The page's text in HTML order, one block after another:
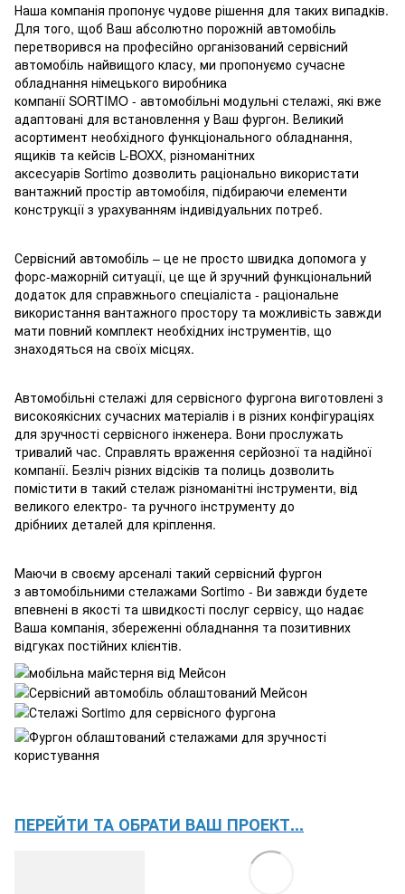
Наша компанія пропонує чудове рішення для таких випадків.
Для того, щоб Ваш абсолютно порожній автомобіль
перетворився на професійно організований сервісний
автомобіль найвищого класу, ми пропонуємо сучасне
обладнання німецького виробника
компанії SORTIMO - автомобільні модульні стелажі, які вже
адаптовані для встановлення у Ваш фургон. Великий
асортимент необхідного функціонального обладнання,
ящиків та кейсів L-BOXX, різноманітних
аксесуарів Sortimo дозволить раціонально використати
вантажний простір автомобіля, підбираючи елементи
конструкції з урахуванням індивідуальних потреб.
Сервісний автомобіль – це не просто швидка допомога у
форс-мажорній ситуації, це ще й зручний функціональний
додаток для справжнього спеціаліста - раціональне
використання вантажного простору та можливість завжди
мати повний комплект необхідних інструментів, що
знаходяться на своїх місцях.
Автомобільні стелажі для сервісного фургона виготовлені з
високоякісних сучасних матеріалів і в різних конфігураціях
для зручності сервісного інженера. Вони прослужать
тривалий час. Справлять враження серйозної та надійної
компанії. Безліч різних відсіків та полиць дозволить
помістити в такий стелаж різноманітні інструменти, від
великого електро- та ручного інструменту до
дрібниих деталей для кріплення.
Маючи в своєму арсеналі такий сервісний фургон
з автомобільними стелажами Sortimo - Ви завжди будете
впевнені в якості та швидкості послуг сервісу, що надає
Ваша компанія, збереженні обладнання та позитивних
відгуках постійних клієнтів.
ПЕРЕЙТИ ТА ОБРАТИ ВАШ ПРОЕКТ...